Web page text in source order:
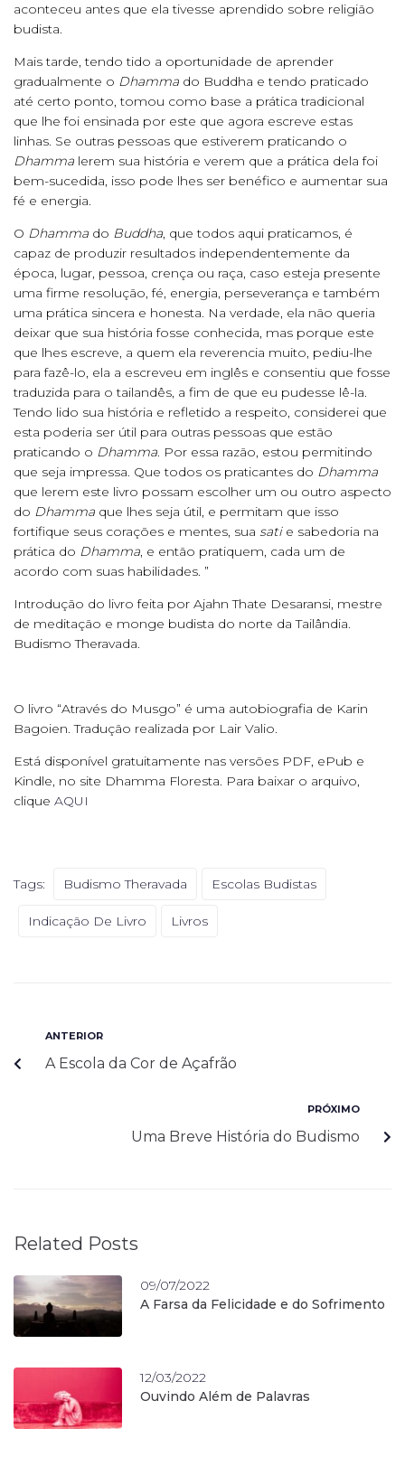
aconteceu antes que ela tivesse aprendido sobre religião
budista.
Mais tarde, tendo tido a oportunidade de aprender
gradualmente o Dhamma do Buddha e tendo praticado
até certo ponto, tomou como base a prática tradicional
que lhe foi ensinada por este que agora escreve estas
linhas. Se outras pessoas que estiverem praticando o
Dhamma lerem sua história e verem que a prática dela foi
bem-sucedida, isso pode lhes ser benéfico e aumentar sua
fé e energia.
O Dhamma do Buddha, que todos aqui praticamos, é
capaz de produzir resultados independentemente da
época, lugar, pessoa, crença ou raça, caso esteja presente
uma firme resolução, fé, energia, perseverança e também
uma prática sincera e honesta. Na verdade, ela não queria
deixar que sua história fosse conhecida, mas porque este
que lhes escreve, a quem ela reverencia muito, pediu-lhe
para fazê-lo, ela a escreveu em inglês e consentiu que fosse
traduzida para o tailandês, a fim de que eu pudesse lê-la.
Tendo lido sua história e refletido a respeito, considerei que
esta poderia ser útil para outras pessoas que estão
praticando o Dhamma. Por essa razão, estou permitindo
que seja impressa. Que todos os praticantes do Dhamma
que lerem este livro possam escolher um ou outro aspecto
do Dhamma que lhes seja útil, e permitam que isso
fortifique seus corações e mentes, sua satie sabedoria na
prática do Dhamma, e então pratiquem, cada um de
acordo com suas habilidades. ”
Introdução do livro feita por Ajahn Thate Desaransi, mestre
de meditação e monge budista do norte da Tailândia.
Budismo Theravada.
O livro “Através do Musgo” é uma autobiografia de Karin
Bagoien. Tradução realizada por Lair Valio.
Está disponível gratuitamente nas versões PDF, ePub e
Kindle, no site Dhamma Floresta. Para baixar o arquivo,
clique AQUI
Tags: Budismo Theravada Escolas Budistas
Indicação De Livro Livros
ANTERIOR
A Escola da Cor de Açafrão
PRÓXIMO
Uma Breve História do Budismo
Related Posts
09/07/2022
A Farsa da Felicidade e do Sofrimento
12/03/2022
Ouvindo Além de Palavras